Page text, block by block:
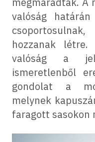
valóság
hozzanak
valóság a
ismeretlenből
gondolat a
melynek
faragott sasokon